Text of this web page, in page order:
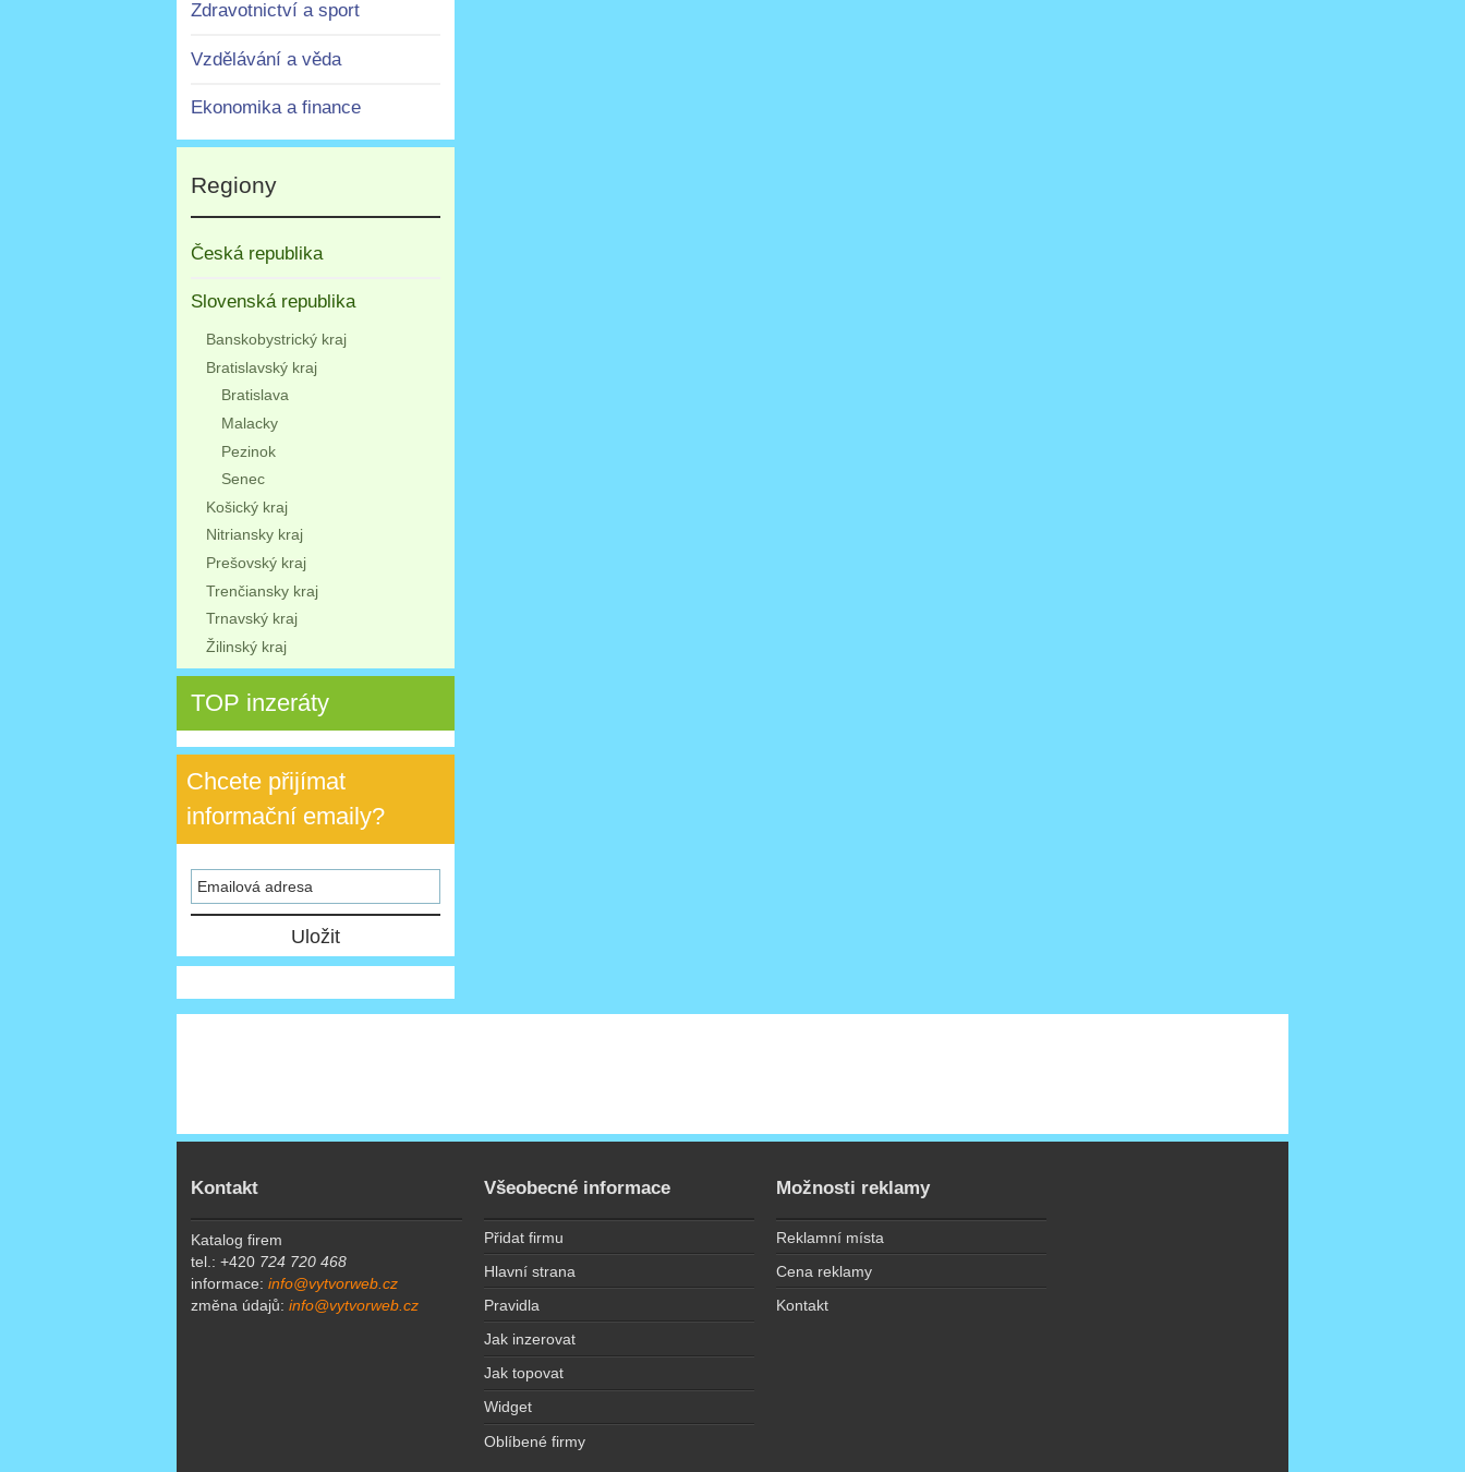
Zdravotnictví a sport
Vzdělávání a věda
Ekonomika a finance
Regiony
Česká republika
Slovenská republika
Banskobystrický kraj
Bratislavský kraj
Bratislava
Malacky
Pezinok
Senec
Košický kraj
Nitriansky kraj
Prešovský kraj
Trenčiansky kraj
Trnavský kraj
Žilinský kraj
TOP inzeráty
Chcete přijímat
informační emaily?
Kontakt
Katalog firem
tel.: +420 724 720 468
informace:info@vytvorweb.cz
změna údajů:info@vytvorweb.cz
Všeobecné informace
Přidat firmu
Hlavní strana
Pravidla
Jak inzerovat
Jak topovat
Widget
Oblíbené firmy
Možnosti reklamy
Reklamní místa
Cena reklamy
Kontakt